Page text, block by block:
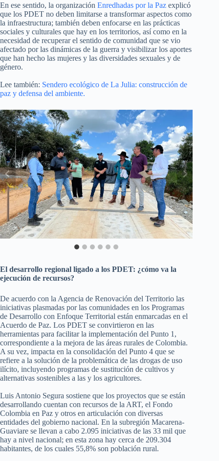
En ese sentido, la organización Enredhadas por la Paz explicó
que los PDET no deben limitarse a transformar aspectos como
la infraestructura; también deben enfocarse en las prácticas
sociales y culturales que hay en los territorios, así como en la
necesidad de recuperar el sentido de comunidad que se vio
afectado por las dinámicas de la guerra y visibilizar los aportes
que han hecho las mujeres y las diversidades sexuales y de
género.
Lee también: Sendero ecológico de La Julia: construcción de
paz y defensa del ambiente.
El desarrollo regional ligado a los PDET: ¿cómo va la
ejecución de recursos?
De acuerdo con la Agencia de Renovación del Territorio las
iniciativas plasmadas por las comunidades en los Programas
de Desarrollo con Enfoque Territorial están enmarcadas en el
Acuerdo de Paz. Los PDET se convirtieron en las
herramientas para facilitar la implementación del Punto 1,
correspondiente a la mejora de las áreas rurales de Colombia.
A su vez, impacta en la consolidación del Punto 4 que se
refiere a la solución de la problemática de las drogas de uso
ilícito, incluyendo programas de sustitución de cultivos y
alternativas sostenibles a las y los agricultores.
Luis Antonio Segura sostiene que los proyectos que se están
desarrollando cuentan con recursos de la ART, el Fondo
Colombia en Paz y otros en articulación con diversas
entidades del gobierno nacional. En la subregión Macarena-
Guaviare se llevan a cabo 2.095 iniciativas de las 33 mil que
hay a nivel nacional; en esta zona hay cerca de 209.304
habitantes, de los cuales 55,8% son población rural.